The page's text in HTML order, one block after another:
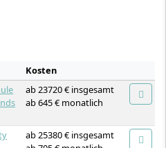
Kosten
ab 23720 € insgesamt
ab 645 € monatlich
ab 25380 € insgesamt